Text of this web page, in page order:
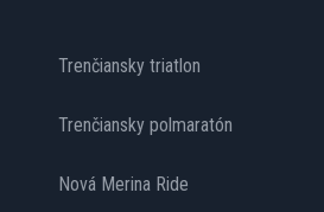
Trenčiansky triatlon
Trenčiansky polmaratón
Nová Merina Ride